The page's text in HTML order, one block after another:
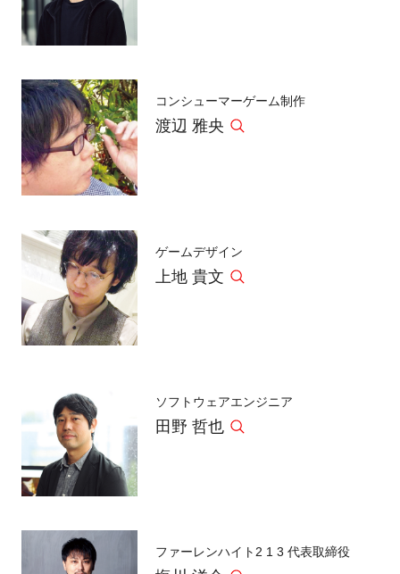
コンシューマーゲーム制作
渡辺 雅央
ゲームデザイン
上地 貴文
ソフトウェアエンジニア
田野 哲也
ファーレンハイト2 1 3 代表取締役